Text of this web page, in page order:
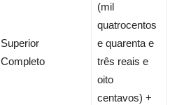
Superior
Completo
(mil
quatrocentos
e quarenta e
três reais e
oito
centavos) +